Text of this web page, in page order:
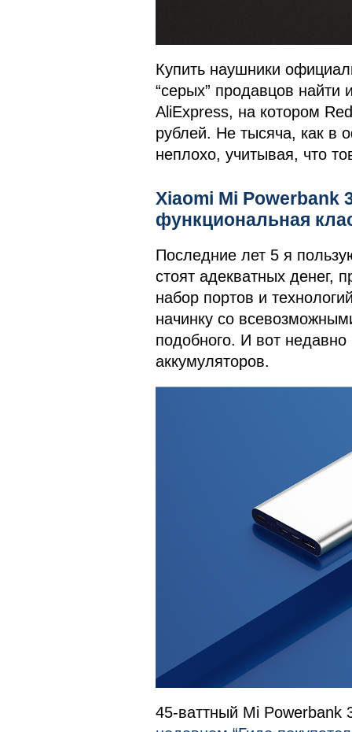
Купить наушники
“серых” продавцов найти
AliExpress, на котором
рублей. Не тысяча, как в
неплохо, учитывая, что
Xiaomi Mi Powerbank
функциональная
Последние лет 5 я
стоят адекватных денег,
набор портов и
начинку со
подобного. И вот
аккумуляторов.
45-ваттный Mi